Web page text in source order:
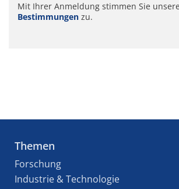
Mit Ihrer Anmeldung stimmen Sie
Bestimmungen zu.
Themen
Forschung
Industrie & Technologie